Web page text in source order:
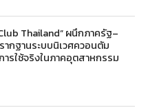
Thailand” ผนึกภาครัฐ–
ากฐานระบบนิเวศควอนตัม
ารใช้จริงในภาคอุตสาหกรรม